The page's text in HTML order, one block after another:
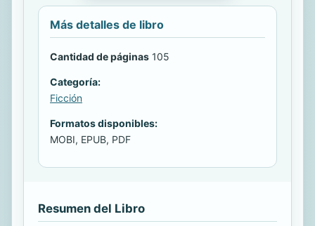
Más detalles de libro
Cantidad de páginas 105
Categoría:
Ficción
Formatos disponibles:
MOBI, EPUB, PDF
Resumen del Libro